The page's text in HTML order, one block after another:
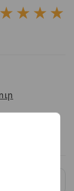
★
★
★
★